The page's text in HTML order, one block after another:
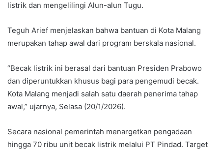
listrik dan mengelilingi Alun-alun Tugu.
Teguh Arief menjelaskan bahwa bantuan di Kota Malang
merupakan tahap awal dari program berskala nasional.
“Becak listrik ini berasal dari bantuan Presiden Prabowo
dan diperuntukkan khusus bagi para pengemudi becak.
Kota Malang menjadi salah satu daerah penerima tahap
awal,” ujarnya, Selasa (20/1/2026).
Secara nasional pemerintah menargetkan pengadaan
hingga 70 ribu unit becak listrik melalui PT Pindad. Target